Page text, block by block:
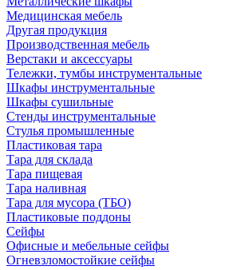
Медицинская мебель
Другая продукция
Производственная мебель
Верстаки и аксессуары
Тележки, тумбы инструментальные
Шкафы инструментальные
Шкафы сушильные
Стенды инструментальные
Cтулья промышленные
Пластиковая тара
Тара для склада
Тара пищевая
Тара наливная
Тара для мусора (ТБО)
Пластиковые поддоны
Сейфы
Офисные и мебельные сейфы
Огневзломостойкие сейфы